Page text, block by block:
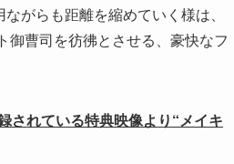
がらも距離を縮めていく様は、
御曹司を彷彿とさせる、豪快なフ
されている特典映像より“メイキ